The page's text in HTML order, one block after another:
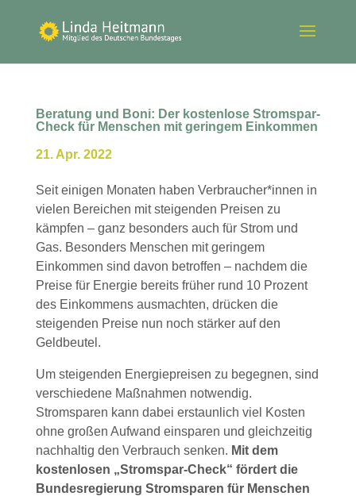
Beratung und Boni: Der kostenlose Stromspar-
Check für Menschen mit geringem Einkommen
21. Apr. 2022
Seit einigen Monaten haben Verbraucher*innen in
vielen Bereichen mit steigenden Preisen zu
kämpfen – ganz besonders auch für Strom und
Gas. Besonders Menschen mit geringem
Einkommen sind davon betroffen – nachdem die
Preise für Energie bereits früher rund 10 Prozent
des Einkommens ausmachten, drücken die
steigenden Preise nun noch stärker auf den
Geldbeutel.
Um steigenden Energiepreisen zu begegnen, sind
verschiedene Maßnahmen notwendig.
Stromsparen kann dabei erstaunlich viel Kosten
ohne großen Aufwand einsparen und gleichzeitig
nachhaltig den Verbrauch senken. Mit dem
kostenlosen „Stromspar-Check“ fördert die
Bundesregierung Stromsparen für Menschen